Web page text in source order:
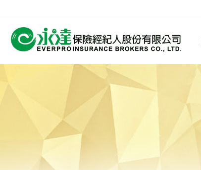
關於永達
業務發展
MDRT
客戶服務
網站連結